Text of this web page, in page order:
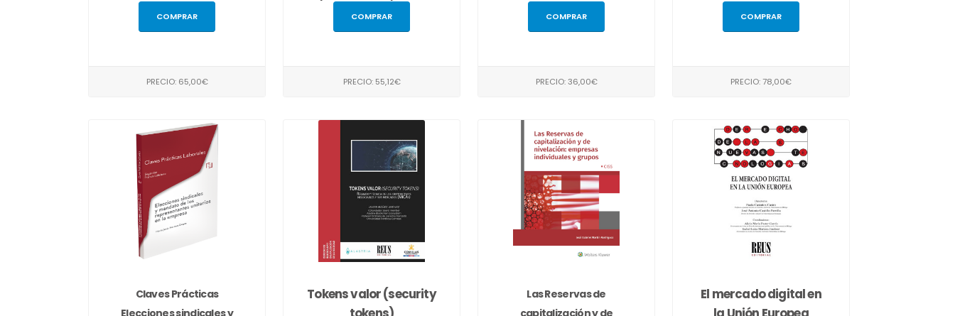
COMPRAR
PRECIO: 65,00€
COMPRAR
PRECIO: 55,12€
COMPRAR
PRECIO: 36,00€
COMPRAR
PRECIO: 78,00€
Claves Prácticas
Elecciones sindicales y
Tokens valor (security
Las Reservas de
capitalización y de
El mercado digital en